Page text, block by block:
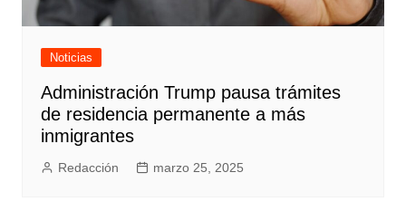
Noticias
Administración Trump pausa trámites
de residencia permanente a más
inmigrantes
Redacción marzo 25, 2025